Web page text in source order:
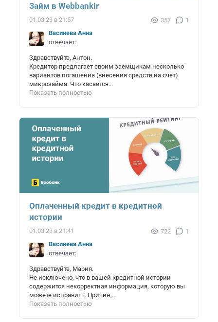
Займ в Webbankir
01.03.23 в 21:57 357
1
Васинёва Анна
отвечает:
Здравствуйте, Антон.
Кредитор предлагает своим заемщикам несколько
вариантов погашения (внесения средств на счет)
микрозайма. Что касается...
Показать полностью
Оплаченный кредит в кредитной
истории
01.03.23 в 21:41 722
1
Васинёва Анна
отвечает:
Здравствуйте, Мария.
Не исключено, что в вашей кредитной истории
содержится некорректная информация, которую вы
можете исправить. Причин,...
Показать полностью